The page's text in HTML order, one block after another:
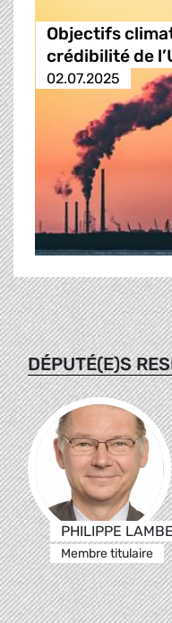
Objectifs
crédibilité de
02.07.2025
DÉPUTÉ(E)S
PHILIPPE
Membre titulaire